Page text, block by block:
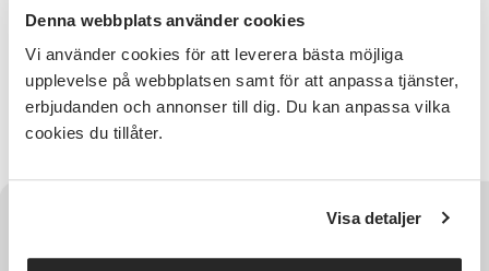
Denna webbplats använder cookies
Vi använder cookies för att leverera bästa möjliga
upplevelse på webbplatsen samt för att anpassa tjänster,
erbjudanden och annonser till dig. Du kan anpassa vilka
cookies du tillåter.
Visa detaljer
tillsammans. Matkostnaden på 40 kr per person/gång
faktureras i slutet av terminen.
Kontaktperson:
Cecilia Beltramo 070-738 23 62
cecilia.beltramo@sv.se